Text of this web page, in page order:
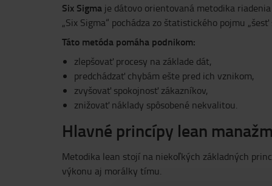
Six Sigma je dátovo orientovaná metodika
„Six Sigma“ pochádza zo štatistického pojmu
Táto metóda pomáha podnikom:
zlepšovať procesy na základe dát,
predchádzať chybám ešte pred ich vznikom,
zvyšovať spokojnosť zákazníkov,
znižovať náklady spôsobené nekvalitou.
Hlavné princípy lean
Metodika lean stojí na niekoľkých základných
výkonu aj morálky tímu.